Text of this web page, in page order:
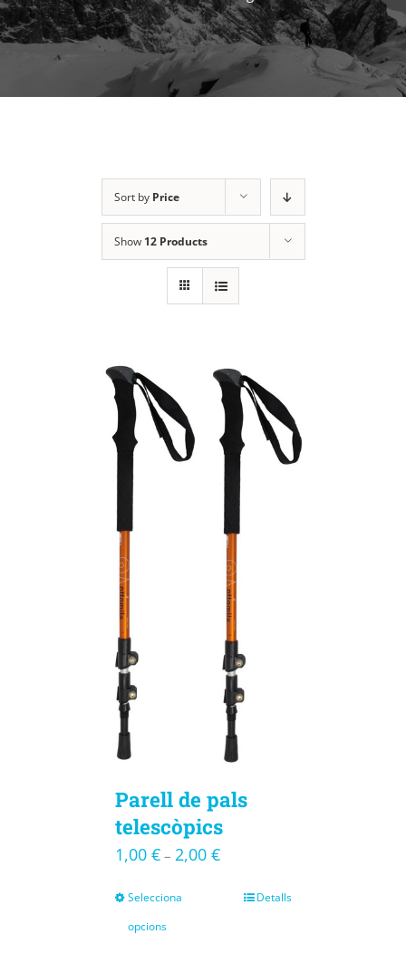
Sort by Price
Show 12 Products
Parell de pals
telescòpics
1,00 €– 2,00 €
Selecciona
opcions
Detalls